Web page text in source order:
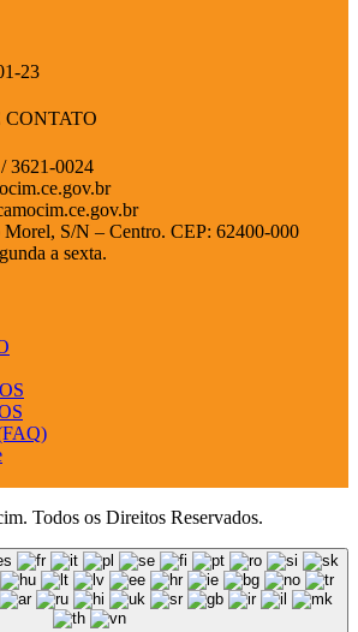
23
3621-0024
Morel, S/N – Centro. CEP: 62400-000
a sexta.
Todos os Direitos Reservados.